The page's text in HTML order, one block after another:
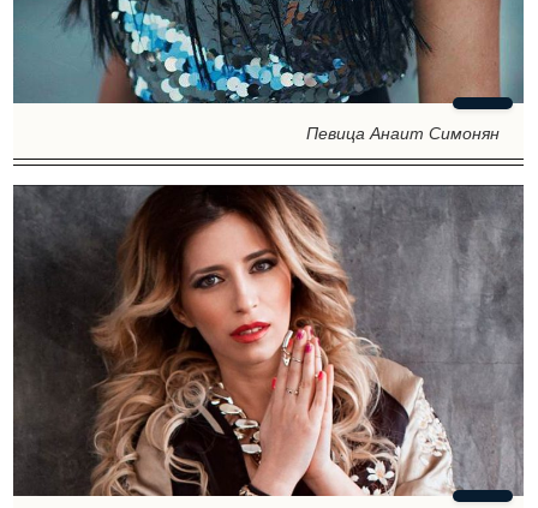
Певица Анаит Симонян